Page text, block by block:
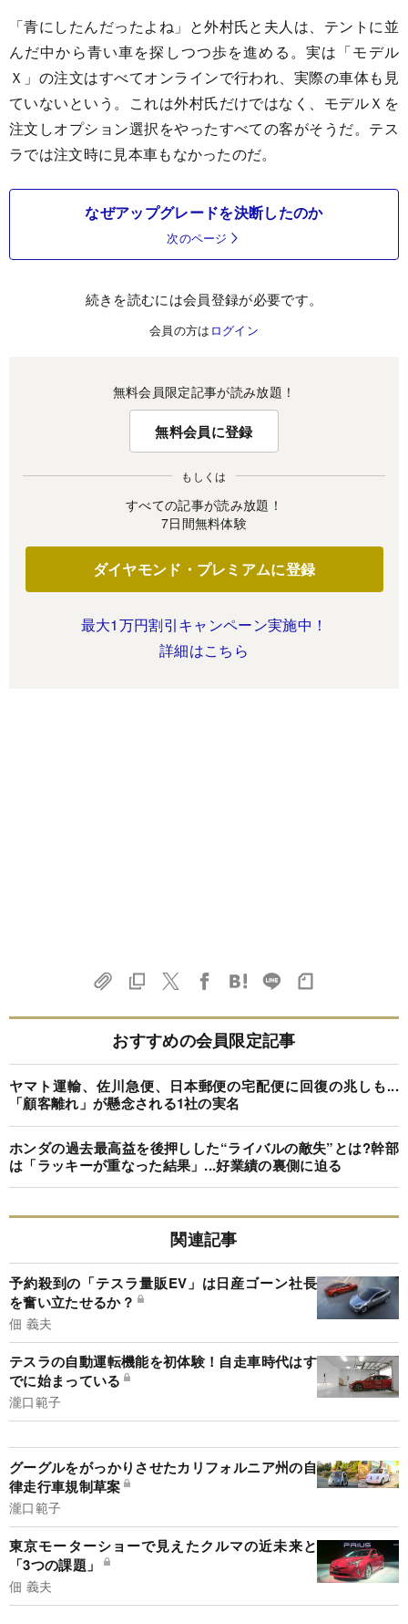
「青にしたんだったよね」と外村氏と夫人は、テントに並
んだ中から青い車を探しつつ歩を進める。実は「モデル
Ｘ」の注文はすべてオンラインで行われ、実際の車体も見
ていないという。これは外村氏だけではなく、モデルＸを
注文しオプション選択をやったすべての客がそうだ。テス
ラでは注文時に見本車もなかったのだ。
なぜアップグレードを決断したのか
次のページ
続きを読むには会員登録が必要です。
会員の方は ログイン
無料会員限定記事が読み放題！
無料会員に登録
もしくは
すべての記事が読み放題！
7日間無料体験
ダイヤモンド・プレミアムに登録
最大1万円割引キャンペーン実施中！
詳細はこちら
おすすめの会員限定記事
ヤマト運輸、佐川急便、日本郵便の宅配便に回復の兆しも...
「顧客離れ」が懸念される1社の実名
ホンダの過去最高益を後押しした“ライバルの敵失”とは?幹部
は「ラッキーが重なった結果」...好業績の裏側に迫る
関連記事
予約殺到の「テスラ量販EV」は日産ゴーン社長
を奮い立たせるか？
佃 義夫
テスラの自動運転機能を初体験！自走車時代はす
でに始まっている
瀧口範子
グーグルをがっかりさせたカリフォルニア州の自
律走行車規制草案
瀧口範子
東京モーターショーで見えたクルマの近未来と
「3つの課題」
佃 義夫